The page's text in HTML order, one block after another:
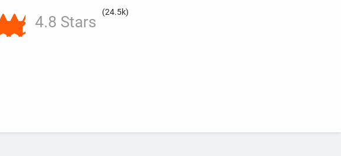
4.8 Stars
(24.5k)